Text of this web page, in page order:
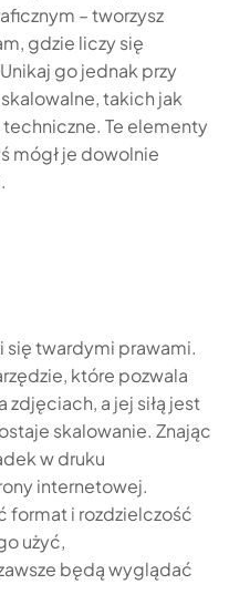
– tworzysz
gdzie liczy się
go jednak przy
takich jak
Te elementy
mógł je dowolnie
się twardymi prawami.
które pozwala
a jej siłą jest
skalowanie. Znając
w druku
internetowej.
format i rozdzielczość
użyć,
będą wyglądać